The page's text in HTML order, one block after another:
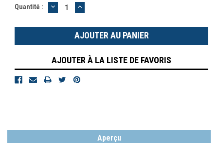
Quantité : DIMINUER
LA
:
AUGMENTER
LA
:
AJOUTER À LA LISTE DE FAVORIS
Aperçu